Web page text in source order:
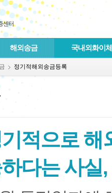
센터
해외송금 국내외화이체
정기적해외송금등록
적으로 해
다는 사실